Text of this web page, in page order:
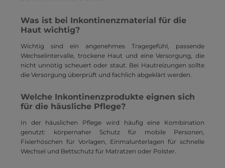
Was ist bei Inkontinenzmaterial für die
Haut wichtig?
Wichtig sind ein angenehmes Tragegefühl, passende
Wechselintervalle, trockene Haut und eine Versorgung, die
nicht unnötig scheuert oder staut. Bei Hautreizungen sollte
die Versorgung überprüft und fachlich abgeklärt werden.
Welche Inkontinenzprodukte eignen sich
für die häusliche Pflege?
In der häuslichen Pflege wird häufig eine Kombination
genutzt: körpernaher Schutz für mobile Personen,
Fixierhöschen für Vorlagen, Einmalunterlagen für schnelle
Wechsel und Bettschutz für Matratzen oder Polster.